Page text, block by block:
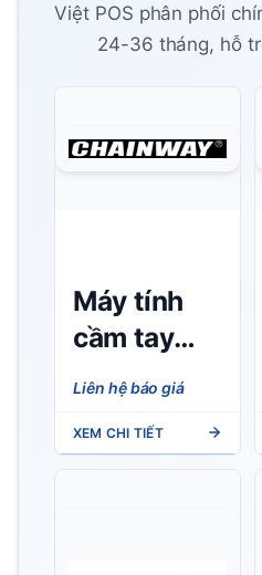
Việt POS phân phối
24-36 tháng, hỗ
Máy tính
cầm tay
công
Chainway
Liên hệ báo giá
XEM CHI TIẾT